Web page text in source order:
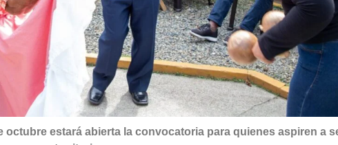
octubre estará abierta la convocatoria para quienes aspiren a